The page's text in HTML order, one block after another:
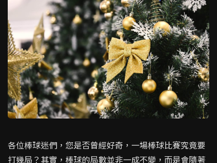
各位棒球迷們，您是否曾經好奇，一場棒球比賽究竟要
打幾局？其實，棒球的局數並非一成不變，而是會隨著